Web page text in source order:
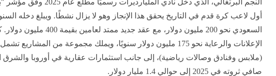
النجم البرتغالي، الذي دخل نادي
أول لاعب كرة قدم في التاريخ يحقق هذا الإنجاز وهو لا يزال نشطًا. ويبلغ دخله
السعودي نحو 200 مليون دولار، مع عقد جديد
(ملابس وفنادق وصالات رياضية)، إلى جانب استثمارات عقارية في أوروبا
صافي ثروته في 2025 إلى حوالي 1.4 مليار دولار.